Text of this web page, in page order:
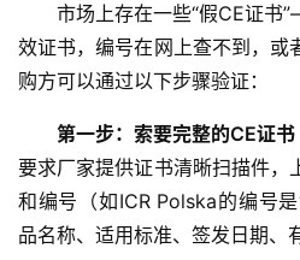
首
页
闻
资
讯
市场上存在一些“假CE证
效证书，编号在网上查不到，或
购方可以通过以下步骤验证：
第一步：索要完整的CE证书
要求厂家提供证书清晰扫描件，
和编号（如ICR Polska的编号
品名称、适用标准、签发日期、